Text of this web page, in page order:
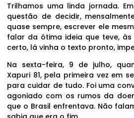
Trilhamos uma linda jornada.
questão de decidir,
quase sempre, escrever ele
falar da ótima ideia que teve, às
certo, lá vinha o texto pronto,
Na sexta-feira, 9 de julho,
Xapuri 81, pela primeira vez em
para cuidar de tudo. Foi uma
agoniado com os rumos da
que o Brasil enfrentava. Não